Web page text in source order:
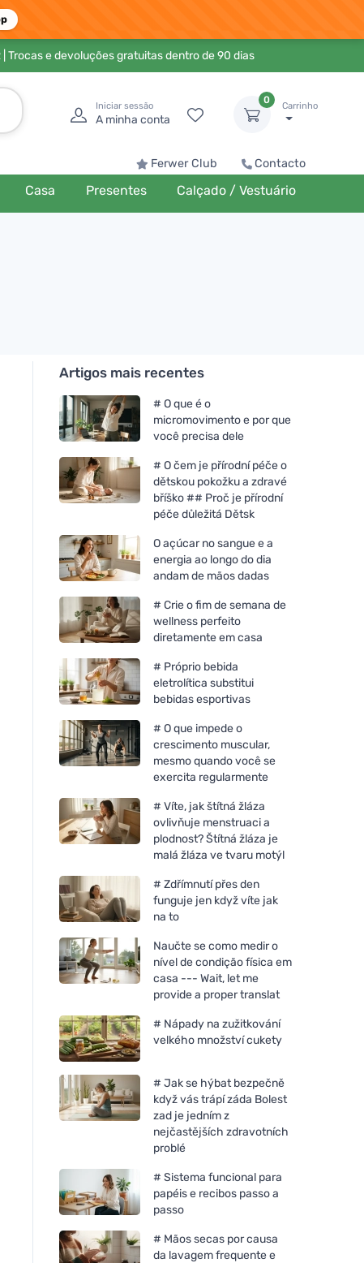
| Trocas e devoluções gratuitas dentro de 90 dias
Iniciar sessão
A minha conta
0
Carrinho
Ferwer Club Contacto
Casa Presentes Calçado / Vestuário
Artigos mais recentes
# O que é o
micromovimento e por que
você precisa dele
# O čem je přírodní péče o
dětskou pokožku a zdravé
bříško ## Proč je přírodní
péče důležitá Dětsk
O açúcar no sangue e a
energia ao longo do dia
andam de mãos dadas
# Crie o fim de semana de
wellness perfeito
diretamente em casa
# Próprio bebida
eletrolítica substitui
bebidas esportivas
# O que impede o
crescimento muscular,
mesmo quando você se
exercita regularmente
# Víte, jak štítná žláza
ovlivňuje menstruaci a
plodnost? Štítná žláza je
malá žláza ve tvaru motýl
# Zdřímnutí přes den
funguje jen když víte jak
na to
Naučte se como medir o
nível de condição física em
casa --- Wait, let me
provide a proper translat
# Nápady na zužitkování
velkého množství cukety
# Jak se hýbat bezpečně
když vás trápí záda Bolest
zad je jedním z
nejčastějších zdravotních
problé
# Sistema funcional para
papéis e recibos passo a
passo
# Mãos secas por causa
da lavagem frequente e